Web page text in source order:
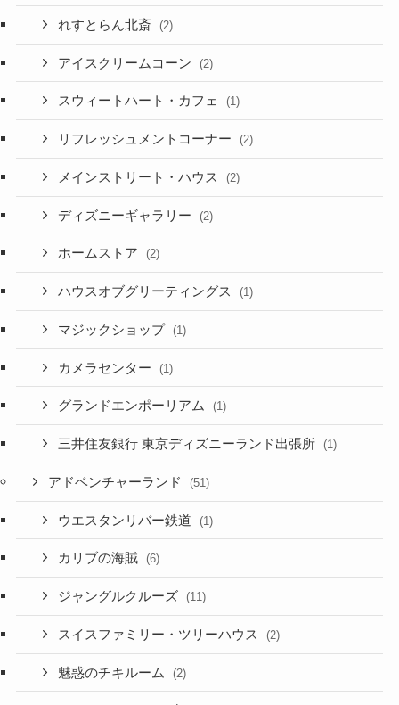
れすとらん北斎 (2)
アイスクリームコーン (2)
スウィートハート・カフェ (1)
リフレッシュメントコーナー (2)
メインストリート・ハウス (2)
ディズニーギャラリー (2)
ホームストア (2)
ハウスオブグリーティングス (1)
マジックショップ (1)
カメラセンター (1)
グランドエンポーリアム (1)
三井住友銀行 東京ディズニーランド出張所 (1)
アドベンチャーランド (51)
ウエスタンリバー鉄道 (1)
カリブの海賊 (6)
ジャングルクルーズ (11)
スイスファミリー・ツリーハウス (2)
魅惑のチキルーム (2)